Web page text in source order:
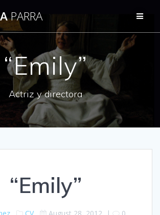
content
PARRA
“Emily”
Actriz y directora
“Emily”
CV August 28, 2012 | 0